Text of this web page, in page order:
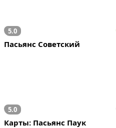
5.0
Пасьянс Советский
5.0
Карты: Пасьянс Паук